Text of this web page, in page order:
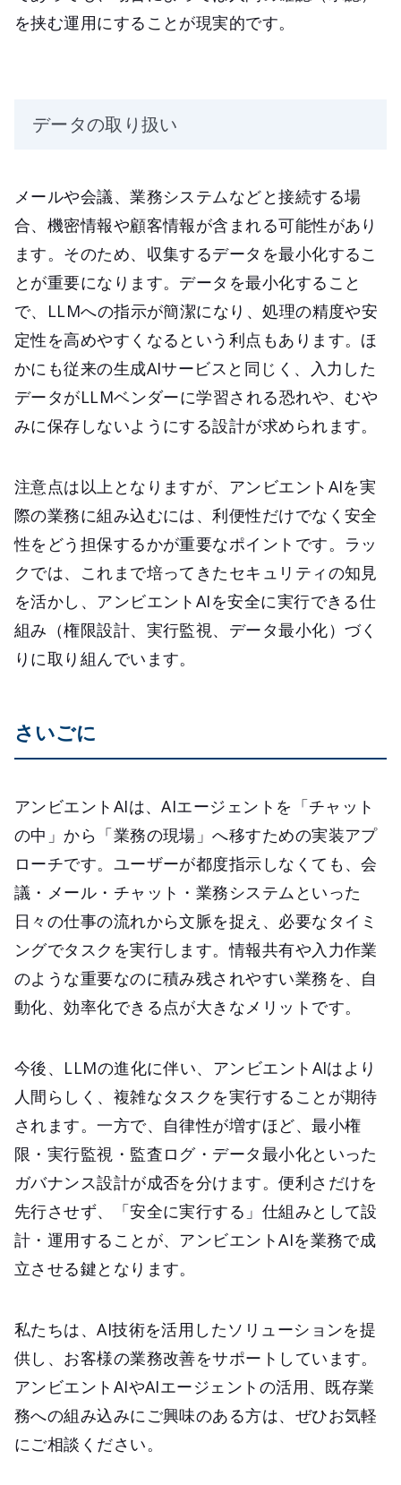
を挟む運用にすることが現実的です。
データの取り扱い
メールや会議、業務システムなどと接続する場
合、機密情報や顧客情報が含まれる可能性があり
ます。そのため、収集するデータを最小化するこ
とが重要になります。データを最小化すること
で、LLMへの指示が簡潔になり、処理の精度や安
定性を高めやすくなるという利点もあります。ほ
かにも従来の生成AIサービスと同じく、入力した
データがLLMベンダーに学習される恐れや、むや
みに保存しないようにする設計が求められます。
注意点は以上となりますが、アンビエントAIを実
際の業務に組み込むには、利便性だけでなく安全
性をどう担保するかが重要なポイントです。ラッ
クでは、これまで培ってきたセキュリティの知見
を活かし、アンビエントAIを安全に実行できる仕
組み（権限設計、実行監視、データ最小化）づく
りに取り組んでいます。
さいごに
アンビエントAIは、AIエージェントを「チャット
の中」から「業務の現場」へ移すための実装アプ
ローチです。ユーザーが都度指示しなくても、会
議・メール・チャット・業務システムといった
日々の仕事の流れから文脈を捉え、必要なタイミ
ングでタスクを実行します。情報共有や入力作業
のような重要なのに積み残されやすい業務を、自
動化、効率化できる点が大きなメリットです。
今後、LLMの進化に伴い、アンビエントAIはより
人間らしく、複雑なタスクを実行することが期待
されます。一方で、自律性が増すほど、最小権
限・実行監視・監査ログ・データ最小化といった
ガバナンス設計が成否を分けます。便利さだけを
先行させず、「安全に実行する」仕組みとして設
計・運用することが、アンビエントAIを業務で成
立させる鍵となります。
私たちは、AI技術を活用したソリューションを提
供し、お客様の業務改善をサポートしています。
アンビエントAIやAIエージェントの活用、既存業
務への組み込みにご興味のある方は、ぜひお気軽
にご相談ください。